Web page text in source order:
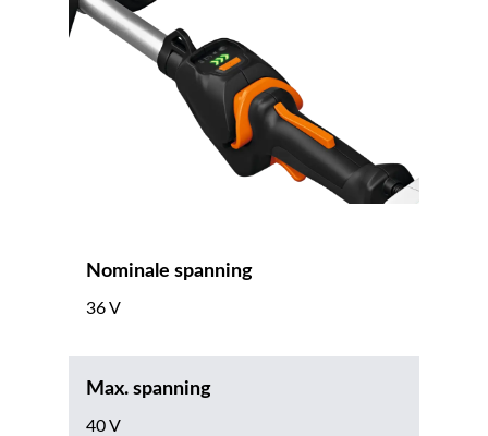
Nominale spanning
36 V
Max. spanning
40 V